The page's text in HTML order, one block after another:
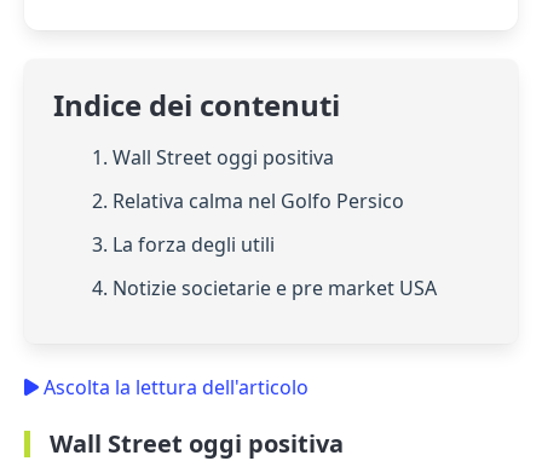
Indice dei contenuti
1. Wall Street oggi positiva
2. Relativa calma nel Golfo Persico
3. La forza degli utili
4. Notizie societarie e pre market USA
Ascolta la lettura dell'articolo
Wall Street oggi positiva